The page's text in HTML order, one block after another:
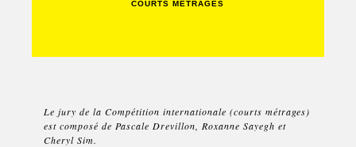
COURTS MÉTRAGES
Le jury de la Compétition internationale (courts métrages)
est composé de Pascale Drevillon, Roxanne Sayegh et
Cheryl Sim.